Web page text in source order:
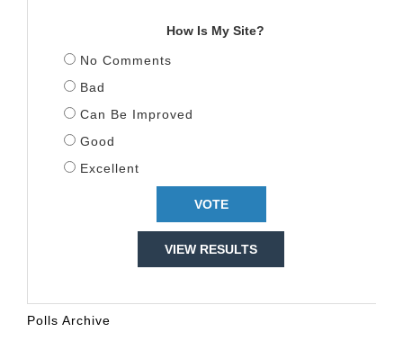
How Is My Site?
No Comments
Bad
Can Be Improved
Good
Excellent
VIEW RESULTS
Polls Archive